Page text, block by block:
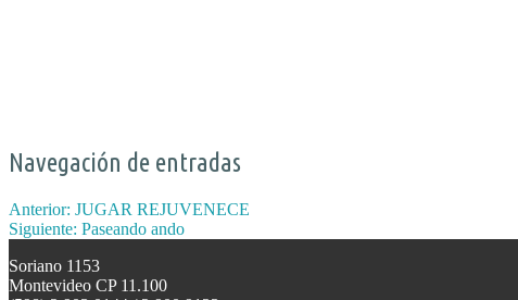
Navegación de entradas
Anterior: JUGAR REJUVENECE
Siguiente: Paseando ando
Soriano 1153
Montevideo CP 11.100